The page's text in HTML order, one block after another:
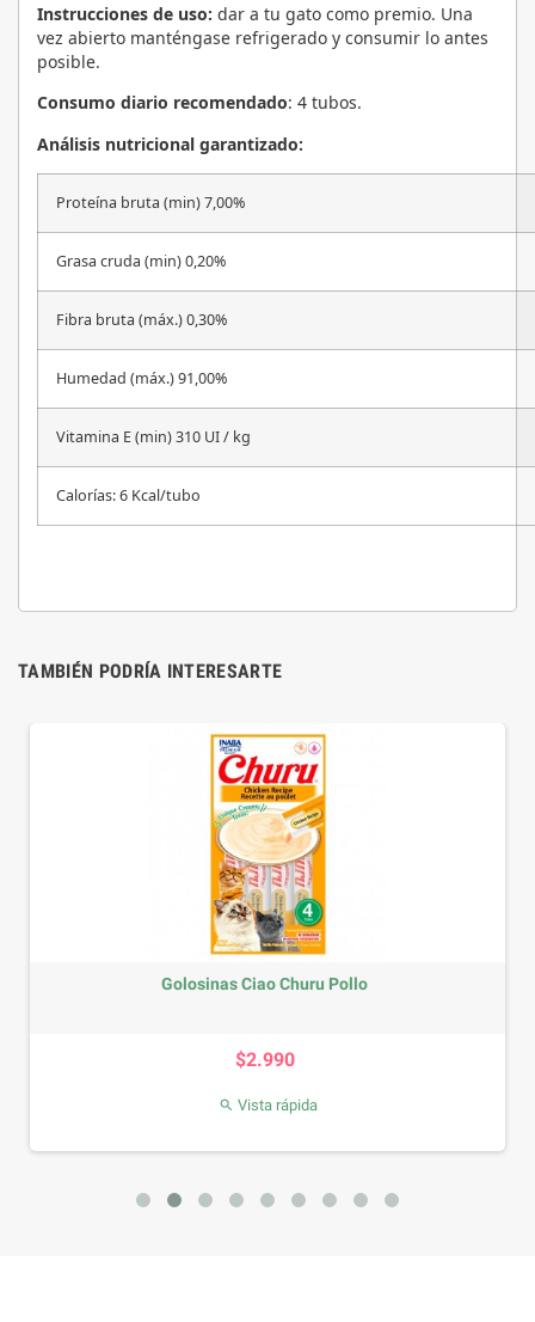
Instrucciones de uso: dar a tu gato como premio. Una
vez abierto manténgase refrigerado y consumir lo antes
posible.
Consumo diario recomendado: 4 tubos.
Análisis nutricional garantizado:
Proteína bruta (min) 7,00%
Grasa cruda (min) 0,20%
Fibra bruta (máx.) 0,30%
Humedad (máx.) 91,00%
Vitamina E (min) 310 UI / kg
Calorías: 6 Kcal/tubo
TAMBIÉN PODRÍA INTERESARTE
Golosinas Ciao Churu Pollo
$2.990
 Vista rápida